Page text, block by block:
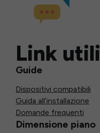
Link utili
Guide
Dispositivi compatibili
Guida all’installazione
Domande frequenti
Dimensione piano